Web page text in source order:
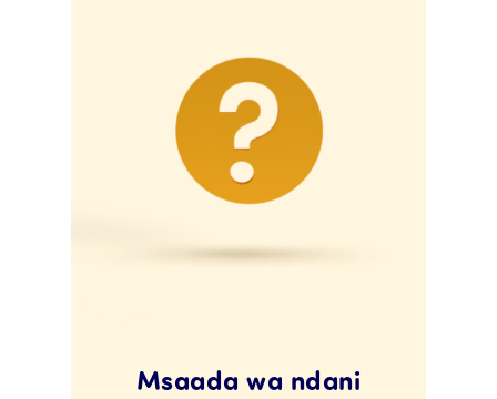
Msaada wa ndani